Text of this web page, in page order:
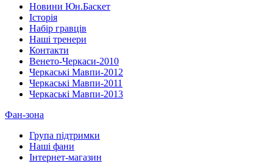
Новини Юн.Баскет
Історія
Набір гравців
Наші тренери
Контакти
Венето-Черкаси-2010
Черкаські Мавпи-2012
Черкаські Мавпи-2011
Черкаські Мавпи-2013
Фан-зона
Група підтримки
Наші фани
Інтернет-магазин